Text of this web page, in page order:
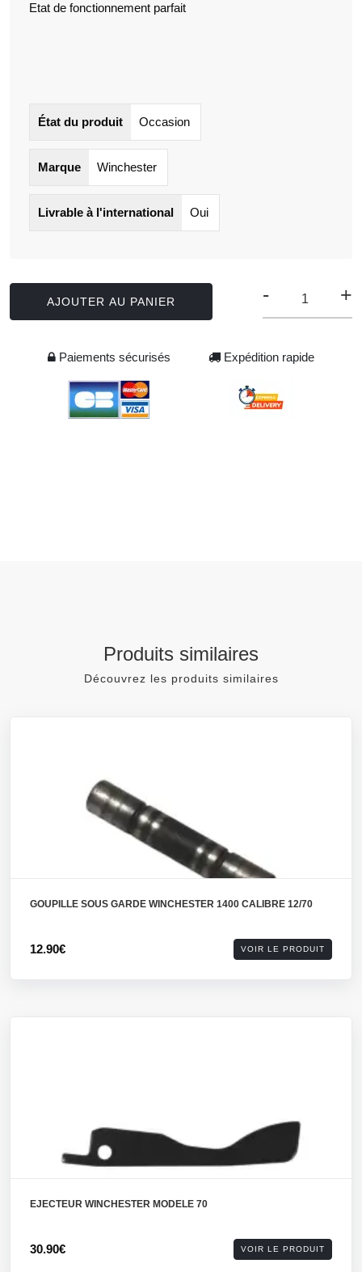
Etat de fonctionnement parfait
État du produit Occasion
Marque Winchester
Livrable à l'international Oui
AJOUTER AU PANIER - +
Paiements sécurisés Expédition rapide
Produits similaires
Découvrez les produits similaires
GOUPILLE SOUS GARDE WINCHESTER 1400 CALIBRE 12/70
12.90€ VOIR LE PRODUIT
EJECTEUR WINCHESTER MODELE 70
30.90€ VOIR LE PRODUIT